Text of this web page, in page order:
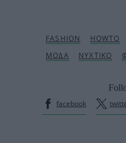
facebook